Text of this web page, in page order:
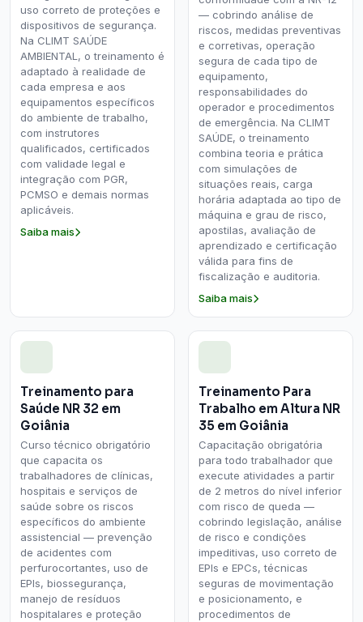
uso correto de proteções e
dispositivos de segurança.
Na CLIMT SAÚDE
AMBIENTAL, o treinamento é
adaptado à realidade de
cada empresa e aos
equipamentos específicos
do ambiente de trabalho,
com instrutores
qualificados, certificados
com validade legal e
integração com PGR,
PCMSO e demais normas
aplicáveis.
Saiba mais
— cobrindo análise de
riscos, medidas preventivas
e corretivas, operação
segura de cada tipo de
equipamento,
responsabilidades do
operador e procedimentos
de emergência. Na CLIMT
SAÚDE, o treinamento
combina teoria e prática
com simulações de
situações reais, carga
horária adaptada ao tipo de
máquina e grau de risco,
apostilas, avaliação de
aprendizado e certificação
válida para fins de
fiscalização e auditoria.
Saiba mais
Treinamento para
Saúde NR 32 em
Goiânia
Curso técnico obrigatório
que capacita os
trabalhadores de clínicas,
hospitais e serviços de
saúde sobre os riscos
específicos do ambiente
assistencial — prevenção
de acidentes com
perfurocortantes, uso de
EPIs, biossegurança,
manejo de resíduos
hospitalares e proteção
Treinamento Para
Trabalho em Altura NR
35 em Goiânia
Capacitação obrigatória
para todo trabalhador que
execute atividades a partir
de 2 metros do nível inferior
com risco de queda —
cobrindo legislação, análise
de risco e condições
impeditivas, uso correto de
EPIs e EPCs, técnicas
seguras de movimentação
e posicionamento, e
procedimentos de